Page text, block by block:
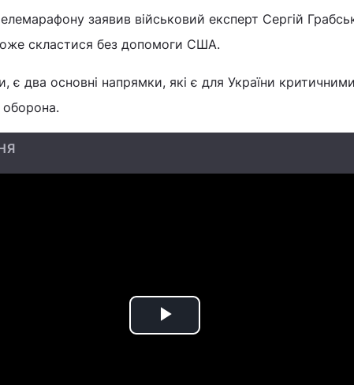
заявив військовий експерт Сергій
скластися без допомоги США.
є два основні напрямки, які є для України
оборона.
Play